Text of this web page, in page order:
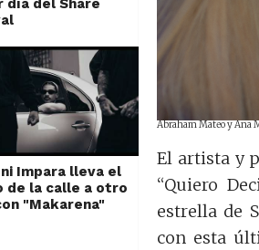
día del Share
Impara lleva el
de la calle a otro
"Makarena"
Abraham Mateo y Ana
El artista y
“Quiero
estrella de
con esta